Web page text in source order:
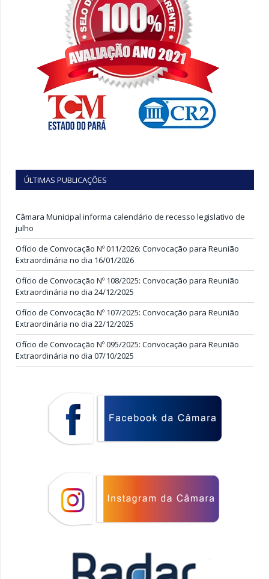
ÚLTIMAS PUBLICAÇÕES
Câmara Municipal informa calendário de recesso legislativo de
julho
Ofício de Convocação Nº 011/2026: Convocação para Reunião
Extraordinária no dia 16/01/2026
Ofício de Convocação Nº 108/2025: Convocação para Reunião
Extraordinária no dia 24/12/2025
Ofício de Convocação Nº 107/2025: Convocação para Reunião
Extraordinária no dia 22/12/2025
Ofício de Convocação Nº 095/2025: Convocação para Reunião
Extraordinária no dia 07/10/2025